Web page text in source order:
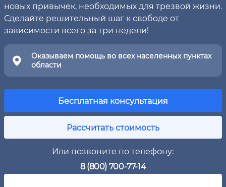
новых привычек, необходимых для трезвой жизни.
Сделайте решительный шаг к свободе от
зависимости всего за три недели!
Оказываем помощь во всех населенных пунктах
области
Бесплатная консультация
Рассчитать стоимость
Или позвоните по телефону:
8 (800) 700-77-14